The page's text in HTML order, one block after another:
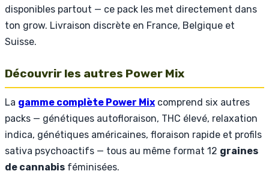
disponibles partout — ce pack les met directement dans
ton grow. Livraison discrète en France, Belgique et
Suisse.
Découvrir les autres Power Mix
La gamme complète Power Mix comprend six autres
packs — génétiques autofloraison, THC élevé, relaxation
indica, génétiques américaines, floraison rapide et profils
sativa psychoactifs — tous au même format 12 graines
de cannabis féminisées.